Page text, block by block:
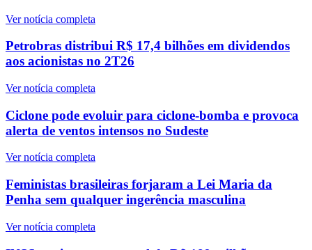
Ver notícia completa
Petrobras distribui R$ 17,4 bilhões em dividendos
aos acionistas no 2T26
Ver notícia completa
Ciclone pode evoluir para ciclone-bomba e provoca
alerta de ventos intensos no Sudeste
Ver notícia completa
Feministas brasileiras forjaram a Lei Maria da
Penha sem qualquer ingerência masculina
Ver notícia completa